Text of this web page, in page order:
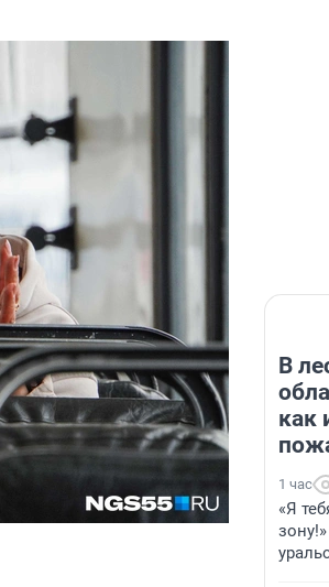
В
как
1 час
«Я